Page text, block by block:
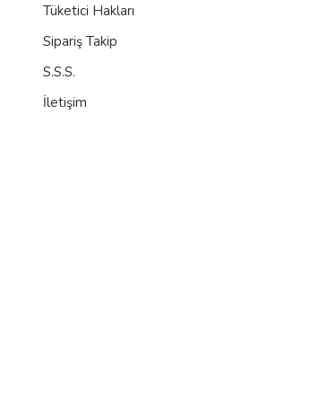
Tüketici Hakları
Sipariş Takip
S.S.S.
İletişim